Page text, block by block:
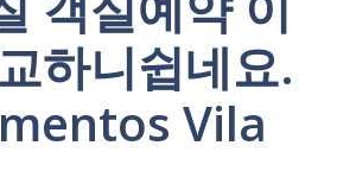
하니쉽네요.
Vila